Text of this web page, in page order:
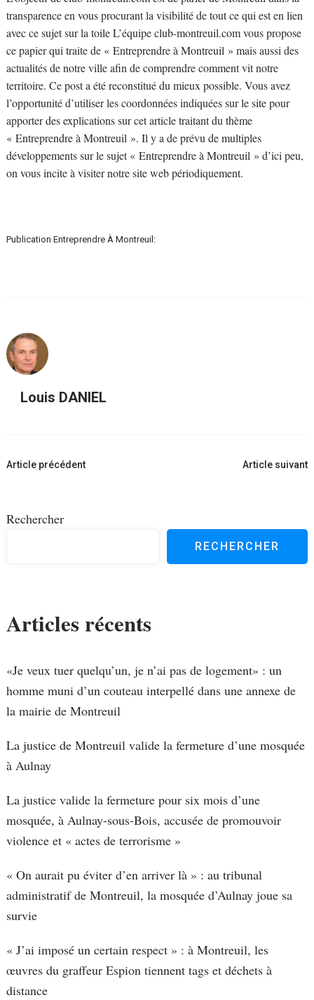
transparence en vous procurant la visibilité de tout ce qui est en lien
avec ce sujet sur la toile L’équipe club-montreuil.com vous propose
ce papier qui traite de « Entreprendre à Montreuil » mais aussi des
actualités de notre ville afin de comprendre comment vit notre
territoire. Ce post a été reconstitué du mieux possible. Vous avez
l’opportunité d’utiliser les coordonnées indiquées sur le site pour
apporter des explications sur cet article traitant du thème
« Entreprendre à Montreuil ». Il y a de prévu de multiples
développements sur le sujet « Entreprendre à Montreuil » d’ici peu,
on vous incite à visiter notre site web périodiquement.
Publication Entreprendre À Montreuil:
Louis DANIEL
Navigation
Article précédent Article suivant
Rechercher
RECHERCHER
Articles récents
«Je veux tuer quelqu’un, je n’ai pas de logement» : un
homme muni d’un couteau interpellé dans une annexe de
la mairie de Montreuil
La justice de Montreuil valide la fermeture d’une mosquée
à Aulnay
La justice valide la fermeture pour six mois d’une
mosquée, à Aulnay-sous-Bois, accusée de promouvoir
violence et « actes de terrorisme »
« On aurait pu éviter d’en arriver là » : au tribunal
administratif de Montreuil, la mosquée d’Aulnay joue sa
survie
« J’ai imposé un certain respect » : à Montreuil, les
œuvres du graffeur Espion tiennent tags et déchets à
distance